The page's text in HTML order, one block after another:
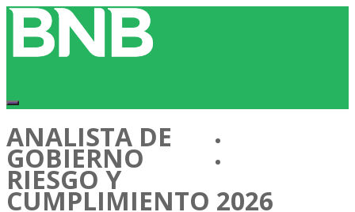
ANALISTA DE
GOBIERNO
RIESGO Y
CUMPLIMIENTO 2026